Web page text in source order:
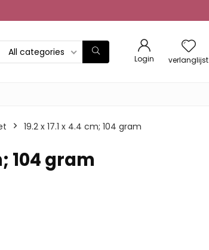
All categories
Login verlanglijst
‎19.2 x 17.1 x 4.4 cm; 104 gram
104 gram